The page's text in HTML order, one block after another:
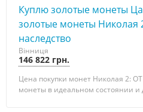
Куплю золотые монеты
золотые монеты Николая
наследство
Вінниця
146 822 грн.
Цена покупки монет Николая 2:
монеты в идеальном состоянии и